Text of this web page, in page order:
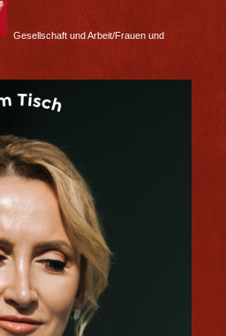
Gesellschaft und Arbeit/Frauen und